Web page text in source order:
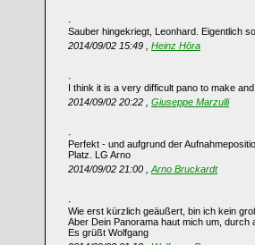
Sauber hingekriegt, Leonhard. Eigentlich
2014/09/02 15:49 , Heinz Höra
I think it is a very difficult pano to make
2014/09/02 20:22 , Giuseppe Marzulli
Perfekt - und aufgrund der
Platz. LG Arno
2014/09/02 21:00 , Arno Bruckardt
Wie erst kürzlich geäußert, bin ich kein
Aber Dein Panorama haut mich um,
Es grüßt Wolfgang